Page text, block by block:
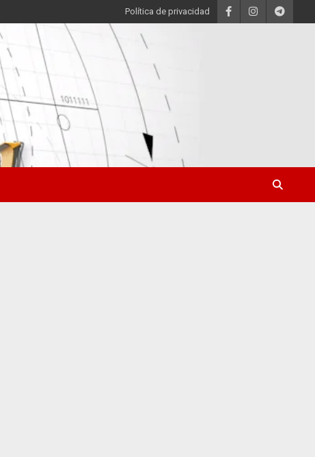
Política de privacidad